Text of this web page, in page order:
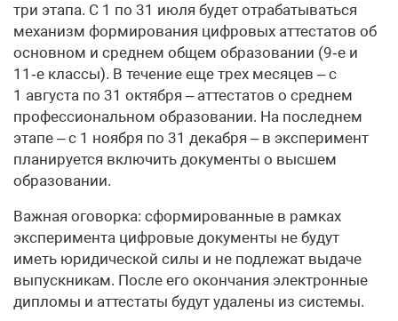
три этапа. С 1 по 31 июля будет отрабатываться
механизм формирования цифровых аттестатов об
основном и среднем общем образовании (9‑е и
11‑е классы). В течение еще трех месяцев – с
1 августа по 31 октября – аттестатов о среднем
профессиональном образовании. На последнем
этапе – с 1 ноября по 31 декабря – в эксперимент
планируется включить документы о высшем
образовании.
Важная оговорка: сформированные в рамках
эксперимента цифровые документы не будут
иметь юридической силы и не подлежат выдаче
выпускникам. После его окончания электронные
дипломы и аттестаты будут удалены из системы.